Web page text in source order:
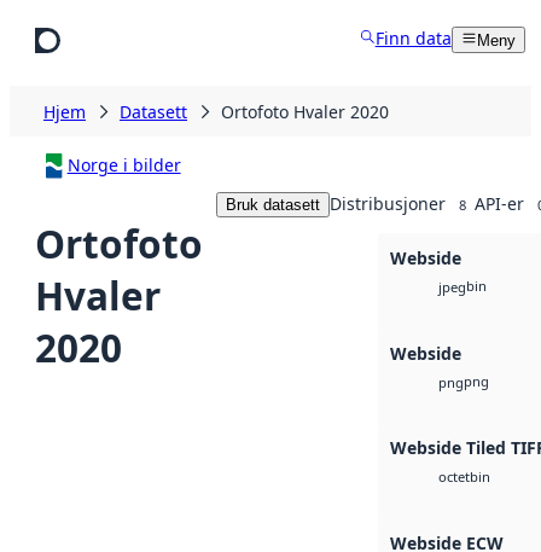
Finn data Meny
Hjem Datasett Ortofoto Hvaler 2020
Norge i bilder
Ortofoto
Hvaler
2020
Bruk datasett Distribusjoner 8 API-er
Webside
jpegbin
Webside
pngpng
Webside Tiled
octetbin
Webside ECW